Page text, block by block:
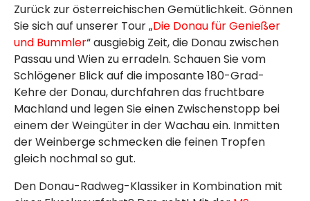
Zurück zur österreichischen Gemütlichkeit. Gönnen
Sie sich auf unserer Tour „Die Donau für Genießer
und Bummler“ ausgiebig Zeit, die Donau zwischen
Passau und Wien zu erradeln. Schauen Sie vom
Schlögener Blick auf die imposante 180-Grad-
Kehre der Donau, durchfahren das fruchtbare
Machland und legen Sie einen Zwischenstopp bei
einem der Weingüter in der Wachau ein. Inmitten
der Weinberge schmecken die feinen Tropfen
gleich nochmal so gut.
Den Donau-Radweg-Klassiker in Kombination mit